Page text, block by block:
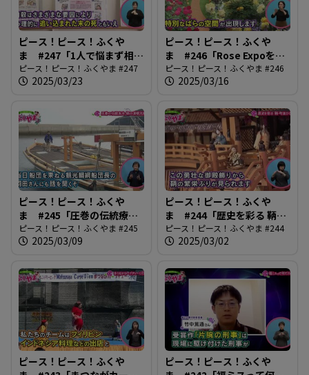
ピース！ピース！ふくや
ま #247「1人で悩まず相談
を」
ピース！ピース！ふくやま #247
2025/03/23
ピース！ピース！ふくや
ま #246「Rose Expoを先
取り！」
ピース！ピース！ふくやま #246
2025/03/16
ピース！ピース！ふくや
ま #245「圧巻の伝統療法
鞆の浦観光鯛網」
ピース！ピース！ふくやま #245
2025/03/09
ピース！ピース！ふくや
ま #244「歴史を彩る 鞆・
町並ひな祭」
ピース！ピース！ふくやま #244
2025/03/02
ピース！ピース！ふくや
ピース！ピース！ふくや